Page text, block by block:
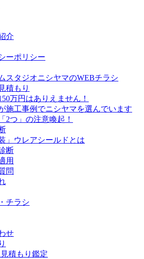
介
ーポリシー
スタジオニシヤマのWEBチラシ
積もり
万円はありえません！
施工事例でニシヤマを選んでいます
2つ」の注意喚起！
」ウレアシールドとは
断
用
問
チラシ
せ
積もり鑑定